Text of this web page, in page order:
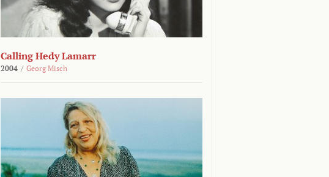
Calling Hedy Lamarr
2004 / Georg Misch